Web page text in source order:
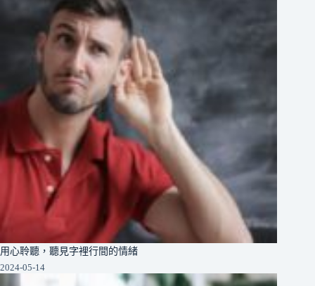
用心聆聽，聽見字裡行間的情緒
2024-05-14